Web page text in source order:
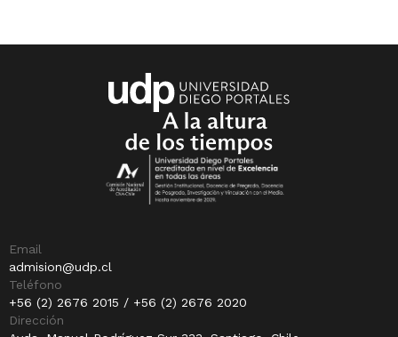
Email
admision@udp.cl
Teléfono
+56 (2) 2676 2015 / +56 (2) 2676 2020
Dirección